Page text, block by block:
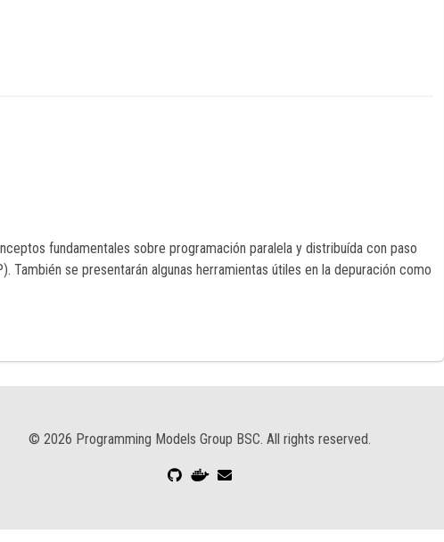
fundamentales sobre programación paralela y distribuída con paso
También se presentarán algunas herramientas útiles en la depuración como
© 2026 Programming Models Group BSC. All rights reserved.